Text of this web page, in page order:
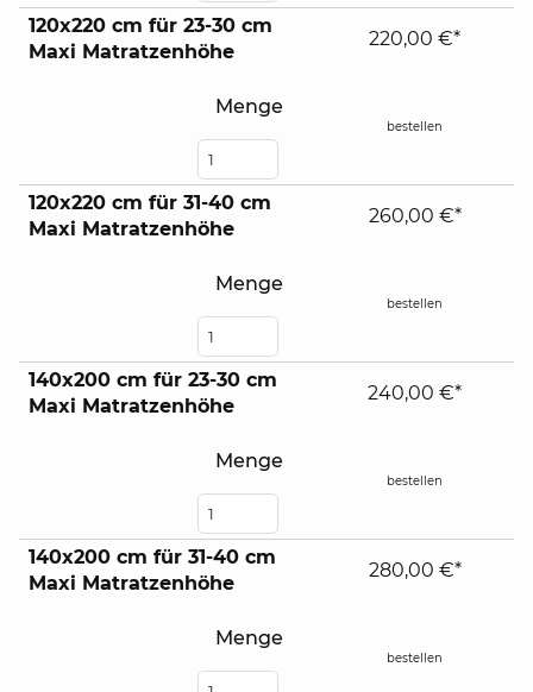
120x220 cm für 23-30 cm
Maxi Matratzenhöhe
Menge
220,00 €*
bestellen
120x220 cm für 31-40 cm
Maxi Matratzenhöhe
Menge
260,00 €*
bestellen
140x200 cm für 23-30 cm
Maxi Matratzenhöhe
Menge
240,00 €*
bestellen
140x200 cm für 31-40 cm
Maxi Matratzenhöhe
Menge
280,00 €*
bestellen